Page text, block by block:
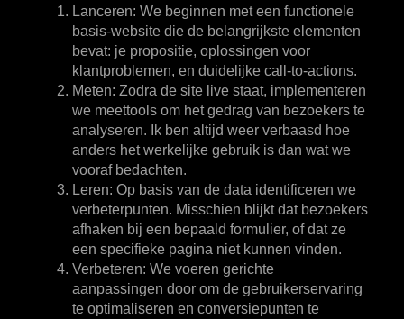
Lanceren: We beginnen met een functionele
basis-website die de belangrijkste elementen
bevat: je propositie, oplossingen voor
klantproblemen, en duidelijke call-to-actions.
Meten: Zodra de site live staat, implementeren
we meettools om het gedrag van bezoekers te
analyseren. Ik ben altijd weer verbaasd hoe
anders het werkelijke gebruik is dan wat we
vooraf bedachten.
Leren: Op basis van de data identificeren we
verbeterpunten. Misschien blijkt dat bezoekers
afhaken bij een bepaald formulier, of dat ze
een specifieke pagina niet kunnen vinden.
Verbeteren: We voeren gerichte
aanpassingen door om de gebruikerservaring
te optimaliseren en conversiepunten te